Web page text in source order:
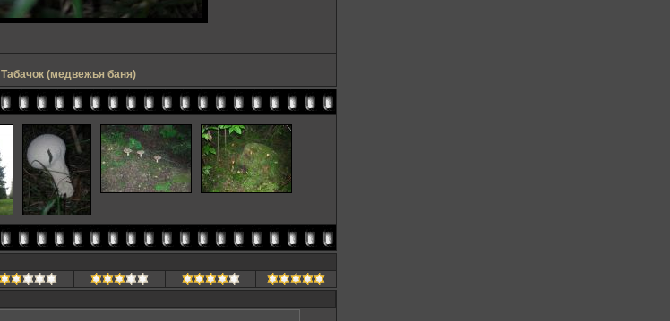
Табачок (медвежья баня)